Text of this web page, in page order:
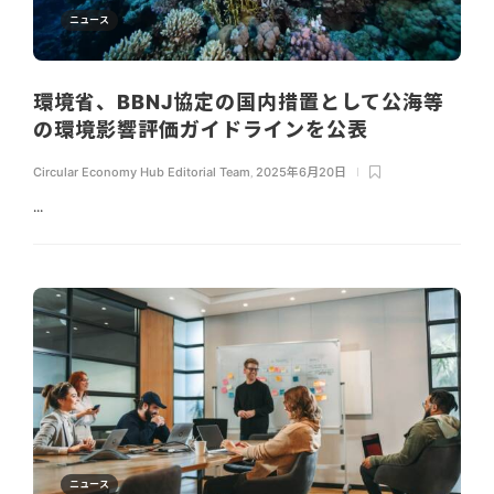
ニュース
環境省、BBNJ協定の国内措置として公海等
の環境影響評価ガイドラインを公表
Circular Economy Hub Editorial Team 2025年6月20日
...
ニュース